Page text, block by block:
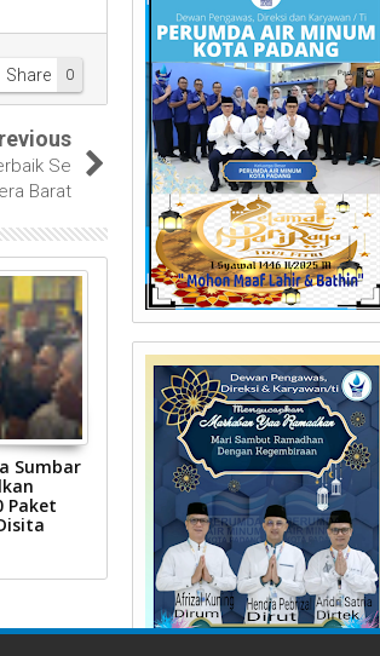
0
Share
Se
Barat
Sumbar
Paket
24
2026
Perumda Air Minum Kota Padang
Perbaiki IPA Gunung Pangilun, 25
Ribu Pelanggan Terdampak
Penyesuaian